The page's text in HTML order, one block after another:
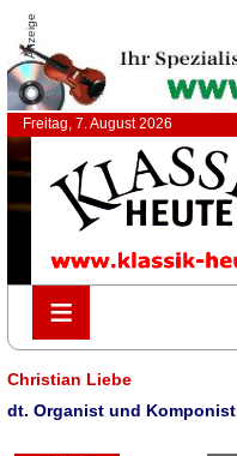
Anzeige
Freitag, 7. August 2026
≡
≡
Christian Liebe
dt. Organist und Komponist